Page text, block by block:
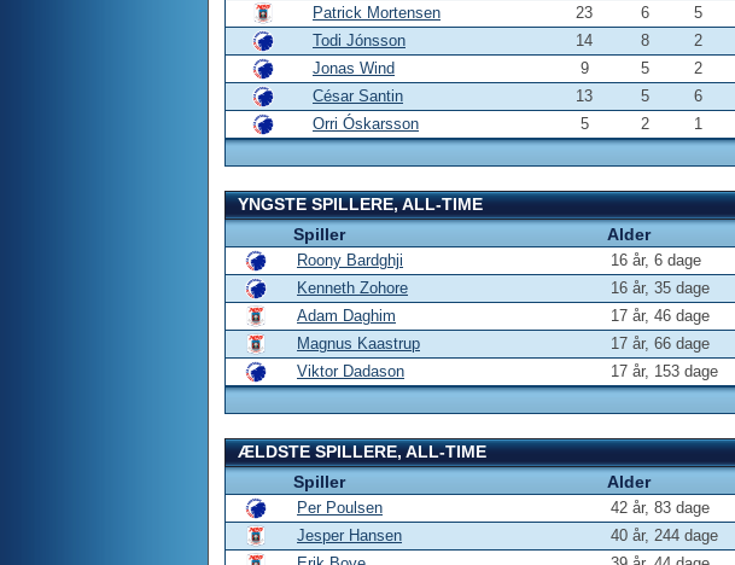
Patrick Mortensen 23 6 5
Todi Jónsson
14 8 2
Jonas Wind
9 5 2
César Santin
13 5 6
Orri Óskarsson
5 2 1
YNGSTE SPILLERE, ALL-TIME
Spiller
Alder
Roony Bardghji 16 år, 6 dage
Kenneth Zohore
16 år, 35 dage
Adam Daghim
17 år, 46 dage
Magnus Kaastrup
17 år, 66 dage
Viktor Dadason
17 år, 153 dage
ÆLDSTE SPILLERE, ALL-TIME
Spiller
Alder
Per Poulsen 42 år, 83 dage
Jesper Hansen
40 år, 244 dage